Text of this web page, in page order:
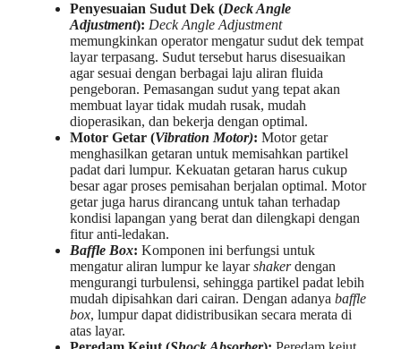
Penyesuaian Sudut Dek (Deck Angle
Adjustment): Deck Angle Adjustment
memungkinkan operator mengatur sudut dek tempat
layar terpasang. Sudut tersebut harus disesuaikan
agar sesuai dengan berbagai laju aliran fluida
pengeboran. Pemasangan sudut yang tepat akan
membuat layar tidak mudah rusak, mudah
dioperasikan, dan bekerja dengan optimal.
Motor Getar (Vibration Motor): Motor getar
menghasilkan getaran untuk memisahkan partikel
padat dari lumpur. Kekuatan getaran harus cukup
besar agar proses pemisahan berjalan optimal. Motor
getar juga harus dirancang untuk tahan terhadap
kondisi lapangan yang berat dan dilengkapi dengan
fitur anti-ledakan.
Baffle Box: Komponen ini berfungsi untuk
mengatur aliran lumpur ke layarshakerdengan
mengurangi turbulensi, sehingga partikel padat lebih
mudah dipisahkan dari cairan. Dengan adanya baffle
box, lumpur dapat didistribusikan secara merata di
atas layar.